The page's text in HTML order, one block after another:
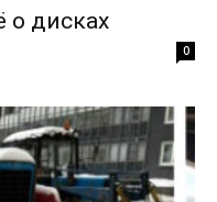
о дисках
0